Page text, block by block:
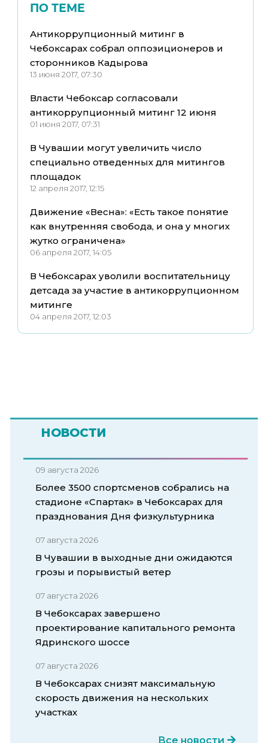
ПО ТЕМЕ
Антикоррупционный митинг в
Чебоксарах собрал оппозиционеров и
сторонников Кадырова
13 июня 2017, 07:30
Власти Чебоксар согласовали
антикоррупционный митинг 12 июня
01 июня 2017, 07:31
В Чувашии могут увеличить число
специально отведенных для митингов
площадок
12 апреля 2017, 12:15
Движение «Весна»: «Есть такое понятие
как внутренняя свобода, и она у многих
жутко ограничена»
06 апреля 2017, 14:05
В Чебоксарах уволили воспитательницу
детсада за участие в антикоррупционном
митинге
04 апреля 2017, 12:03
НОВОСТИ
09 августа 2026
Более 3500 спортсменов собрались на
стадионе «Спартак» в Чебоксарах для
празднования Дня физкультурника
07 августа 2026
В Чувашии в выходные дни ожидаются
грозы и порывистый ветер
07 августа 2026
В Чебоксарах завершено
проектирование капитального ремонта
Ядринского шоссе
07 августа 2026
В Чебоксарах снизят максимальную
скорость движения на нескольких
участках
Все новости